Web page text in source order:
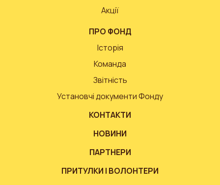
Акції
ПРО ФОНД
Історія
Команда
Звітність
Установчі документи Фонду
КОНТАКТИ
НОВИНИ
ПАРТНЕРИ
ПРИТУЛКИ І ВОЛОНТЕРИ